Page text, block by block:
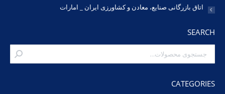
اتاق بازرگانی صنایع، معادن و کشاورزی ایران _ امارات
SEARCH
CATEGORIES